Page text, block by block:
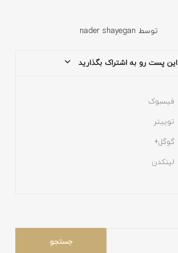
توسط nader shayegan
این پست رو به اشتراک بگذارید
فیسبوک
توییتر
گوگل+
لینکدن